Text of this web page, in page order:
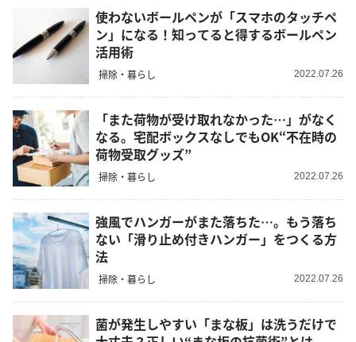
使わないボールペンが「スマホのタッチペ
ン」になる！知ってると得するボールペン
活用術
掃除・暮らし 2022.07.26
「また荷物が受け取れなかった…」がなく
なる。宅配ボックスなしでもOK“不在時の
荷物受取グッズ”
掃除・暮らし 2022.07.26
強風でハンガーがまた落ちた…。もう落ち
ない「滑り止め付きハンガー」をつくる方
法
掃除・暮らし 2022.07.26
菌が発生しやすい「まな板」は洗うだけで